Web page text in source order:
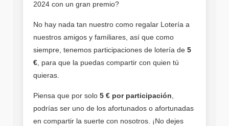
2024 con un gran premio?
No hay nada tan nuestro como regalar Lotería a
nuestros amigos y familiares, así que como
siempre, tenemos participaciones de lotería de 5
€ , para que la puedas compartir con quien tú
quieras.
Piensa que por solo 5 € por participación
podrías ser uno de los afortunados o afortunadas
en compartir la suerte con nosotros. ¡No dejes